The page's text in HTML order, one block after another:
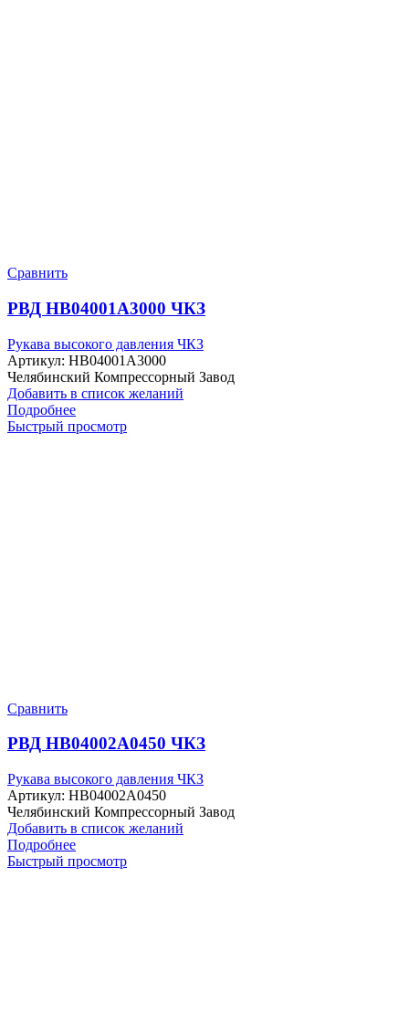
Сравнить
РВД HB04001A3000 ЧКЗ
Рукава высокого давления ЧКЗ
Артикул: HB04001A3000
Челябинский Компрессорный Завод
Добавить в список желаний
Подробнее
Быстрый просмотр
Сравнить
РВД HB04002A0450 ЧКЗ
Рукава высокого давления ЧКЗ
Артикул: HB04002A0450
Челябинский Компрессорный Завод
Добавить в список желаний
Подробнее
Быстрый просмотр